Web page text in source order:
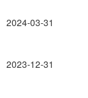
2024-03-31
2023-12-31